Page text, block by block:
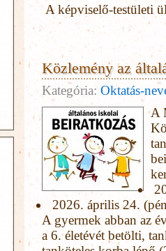
A képviselő-testületi
Közlemény az
Kategória: Oktatás-
A
2026. április 24.
A gyermek abban az
a 6. életévét betölti,